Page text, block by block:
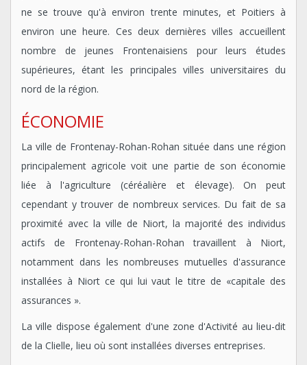
ne se trouve qu'à environ trente minutes, et Poitiers à
environ une heure. Ces deux dernières villes accueillent
nombre de jeunes Frontenaisiens pour leurs études
supérieures, étant les principales villes universitaires du
nord de la région.
ÉCONOMIE
La ville de Frontenay-Rohan-Rohan située dans une région
principalement agricole voit une partie de son économie
liée à l'agriculture (céréalière et élevage). On peut
cependant y trouver de nombreux services. Du fait de sa
proximité avec la ville de Niort, la majorité des individus
actifs de Frontenay-Rohan-Rohan travaillent à Niort,
notamment dans les nombreuses mutuelles d'assurance
installées à Niort ce qui lui vaut le titre de «capitale des
assurances ».
La ville dispose également d'une zone d'Activité au lieu-dit
de la Clielle, lieu où sont installées diverses entreprises.